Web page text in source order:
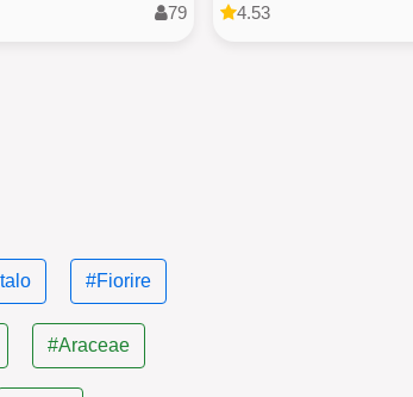
79 4.53
#Fiorire
#Araceae